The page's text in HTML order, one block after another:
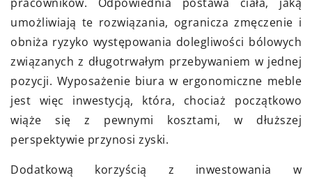
umożliwiają te rozwiązania, ogranicza zmęczenie i
obniża ryzyko występowania dolegliwości bólowych
związanych z długotrwałym przebywaniem w jednej
pozycji. Wyposażenie biura w ergonomiczne meble
jest więc inwestycją, która, chociaż początkowo
wiąże się z pewnymi kosztami, w dłuższej
perspektywie przynosi zyski.
Dodatkową korzyścią z inwestowania w